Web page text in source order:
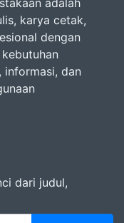
adalah
karya cetak,
dengan
informasi, dan
dari judul,